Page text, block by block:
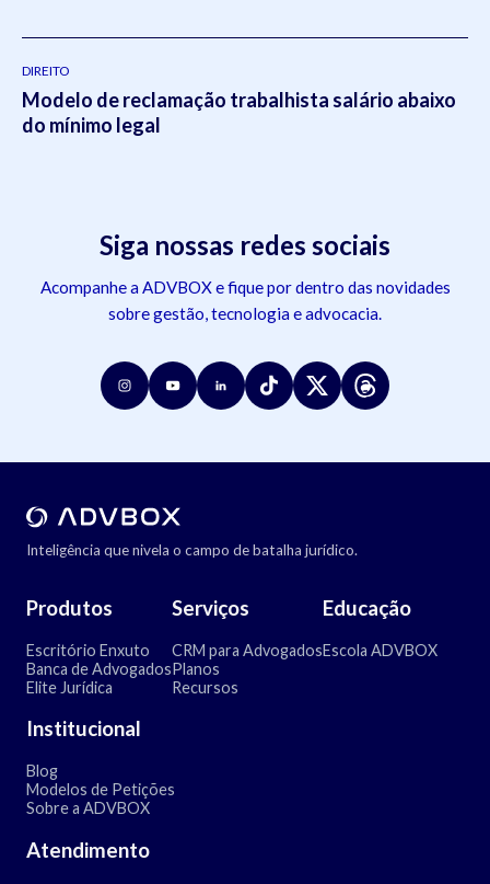
DIREITO
Modelo de reclamação trabalhista salário abaixo
do mínimo legal
Siga nossas redes sociais
Acompanhe a ADVBOX e fique por dentro das novidades
sobre gestão, tecnologia e advocacia.
Inteligência que nivela o campo de batalha jurídico.
Produtos
Escritório Enxuto
Banca de Advogados
Elite Jurídica
Serviços
CRM para Advogados
Planos
Recursos
Educação
Escola ADVBOX
Institucional
Blog
Modelos de Petições
Sobre a ADVBOX
Atendimento